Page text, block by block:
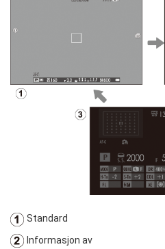
Standard
Informasjon av